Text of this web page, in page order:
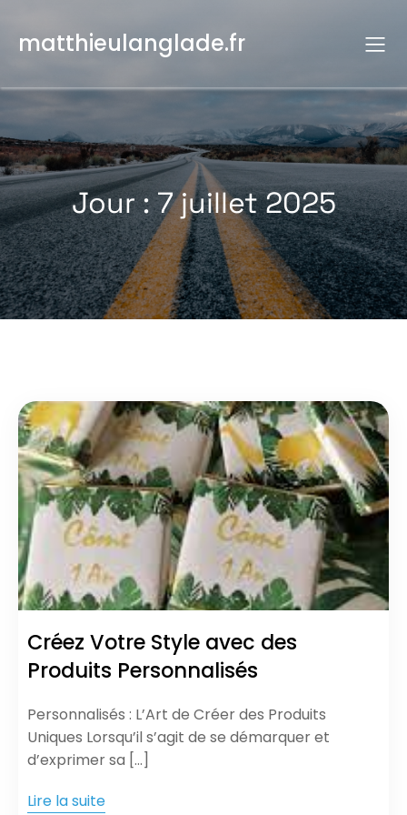
contenu
matthieulanglade.fr
Jour :7 juillet 2025
Créez Votre Style avec des
Produits Personnalisés
Personnalisés : L’Art de Créer des Produits
Uniques Lorsqu’il s’agit de se démarquer et
d’exprimer sa […]
Lire la suite